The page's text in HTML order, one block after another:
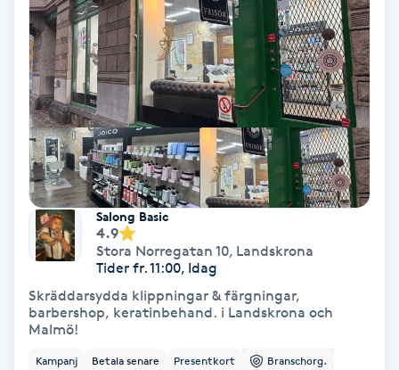
Gua Sha-massage
Hatha Yoga
Headspa
Healing
Herrklippning
HIFU
Salong Basic
4.9
Stora Norregatan 10, Landskrona
Tider fr. 11:00, Idag
Skräddarsydda klippningar & färgningar,
barbershop, keratinbehand. i Landskrona och
Malmö!
Kampanj Betala senare Presentkort Branschorg.